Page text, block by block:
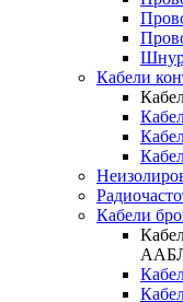
Кабели
Кабели